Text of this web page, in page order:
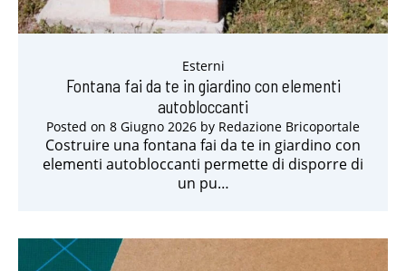
Esterni
Fontana fai da te in giardino con elementi
autobloccanti
Posted on 8 Giugno 2026 by Redazione Bricoportale
Costruire una fontana fai da te in giardino con
elementi autobloccanti permette di disporre di
un pu…